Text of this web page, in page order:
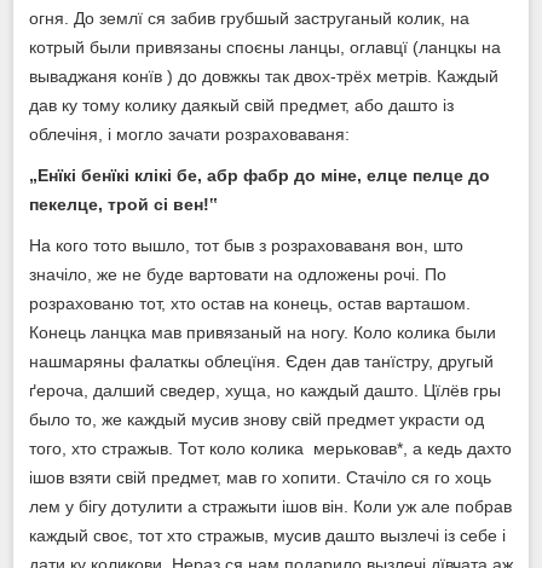
огня. До землї ся забив грубшый заструганый колик, на
котрый были привязаны споєны ланцы, оглавцї (ланцкы на
вываджаня конїв ) до довжкы так двох-трёх метрів. Каждый
дав ку тому колику даякый свій предмет, або дашто із
облечіня, і могло зачати розраховаваня:
„Енїкі бенїкі клікі бе, абр фабр до міне, елце пелце до
пекелце, трой сі вен!‟
На кого тото вышло, тот быв з розраховаваня вон, што
значіло, же не буде вартовати на одложены рочі. По
розрахованю тот, хто остав на конець, остав варташом.
Конець ланцка мав привязаный на ногу. Коло колика были
нашмаряны фалаткы облецїня. Єден дав танїстру, другый
ґероча, далший сведер, хуща, но каждый дашто. Цїлёв гры
было то, же каждый мусив знову свій предмет украсти од
того, хто стражыв. Тот коло колика мерьковав*, а кедь дахто
ішов взяти свій предмет, мав го хопити. Стачіло ся го хоць
лем у бігу дотулити а стражыти ішов він. Коли уж але побрав
каждый своє, тот хто стражыв, мусив дашто вызлечі із себе і